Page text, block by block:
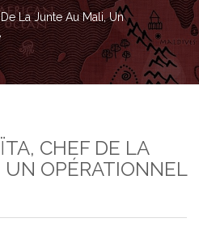
La Junte Au Mali, Un
CHEF DE LA
OPÉRATIONNEL